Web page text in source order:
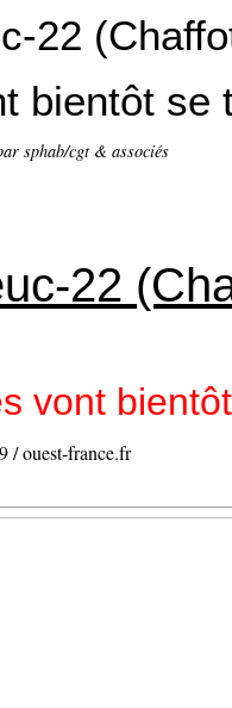
22
bientôt se
sphab/cgt & associés
22
vont
/ ouest-france.fr